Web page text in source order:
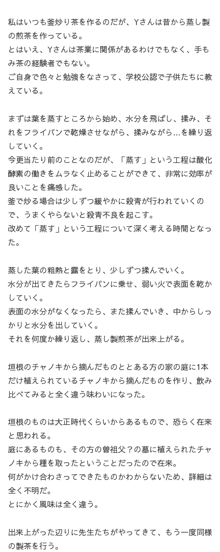
私はいつも釜炒り茶を作るのだが、Yさんは昔から蒸し製
の煎茶を作っている。
とはいえ、Yさんは茶業に関係があるわけでもなく、手も
み茶の経験者でもない。
ご自身で色々と勉強をなさって、学校公認で子供たちに教
えている。
まずは葉を蒸すところから始め、水分を飛ばし、揉み、そ
れをフライパンで乾燥させながら、揉みながら…を繰り返
していく。
今更当たり前のことなのだが、「蒸す」という工程は酸化
酵素の働きをムラなく止めることができて、非常に効率が
良いことを痛感した。
釜で炒る場合は少しずつ緩やかに殺青が行われていくの
で、うまくやらないと殺青不良を起こす。
改めて「蒸す」という工程について深く考える時間となっ
た。
蒸した葉の粗熱と露をとり、少しずつ揉んでいく。
水分が出てきたらフライパンに乗せ、弱い火で表面を乾か
していく。
表面の水分がなくなったら、また揉んでいき、中からしっ
かりと水分を出していく。
それを何度か繰り返し、蒸し製煎茶が出来上がる。
垣根のチャノキから摘んだものととある方の家の庭に1本
だけ植えられているチャノキから摘んだものを作り、飲み
比べてみると全く違う味わいになった。
垣根のものは大正時代くらいからあるもので、恐らく在来
と思われる。
庭にあるものも、その方の曽祖父？の墓に植えられたチャ
ノキから種を取ったということだったので在来。
何がかけ合わさってできたものかわからないため、詳細は
全く不明だ。
とにかく風味は全く違う。
出来上がった辺りに先生たちがやってきて、もう一度同様
の製茶を行う。